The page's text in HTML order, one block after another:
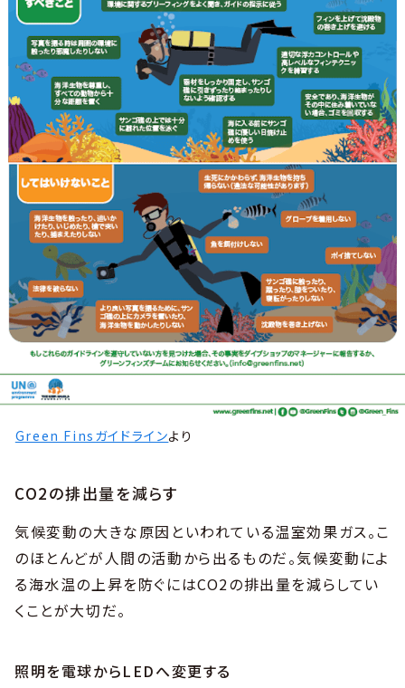
Green Finsガイドラインより
CO2の排出量を減らす
気候変動の大きな原因といわれている温室効果ガス。こ
のほとんどが人間の活動から出るものだ。気候変動によ
る海水温の上昇を防ぐにはCO2の排出量を減らしてい
くことが大切だ。
照明を電球からLEDへ変更する